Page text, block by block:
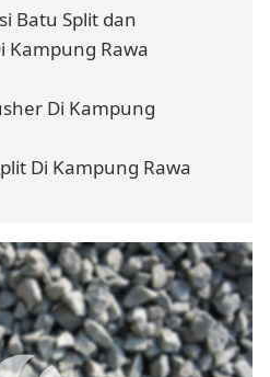
Batu Split dan
Kampung Rawa
Di Kampung
Di Kampung Rawa